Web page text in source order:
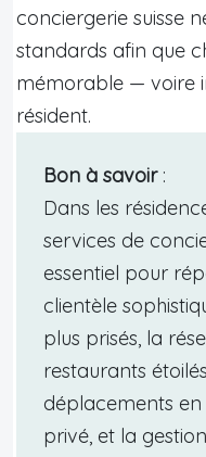
conciergerie suisse
standards afin que
mémorable — voire
résident.
Bon à savoir:
Dans les
services de
essentiel pour
clientèle
plus prisés, la
restaurants
déplacements
privé, et la